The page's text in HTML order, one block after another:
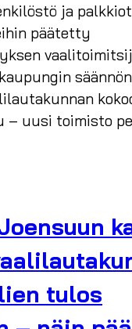
ja palkkiot
päätetty
– uusi toimisto
tulos